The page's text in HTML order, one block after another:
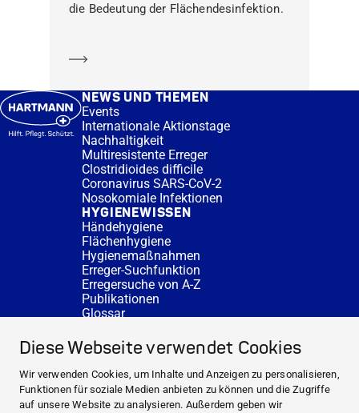
Diese Webseite verwendet Cookies
Wir verwenden Cookies, um Inhalte und Anzeigen zu personalisieren,
Funktionen für soziale Medien anbieten zu können und die Zugriffe
auf unsere Website zu analysieren. Außerdem geben wir
die Bedeutung der Flächendesinfektion.
NEWS UND THEMEN
Events
Internationale Aktionstage
Nachhaltigkeit
Multiresistente Erreger
Clostridioides difficile
Coronavirus SARS-CoV-2
Nosokomiale Infektionen
HYGIENEWISSEN
Händehygiene
Flächenhygiene
Hygienemaßnahmen
Erreger-Suchfunktion
Erregersuche von A-Z
Publikationen
Glossar
SERVICE
Fachberatung
DESINFACTS
Newsletter
Konzentrat-Rechner